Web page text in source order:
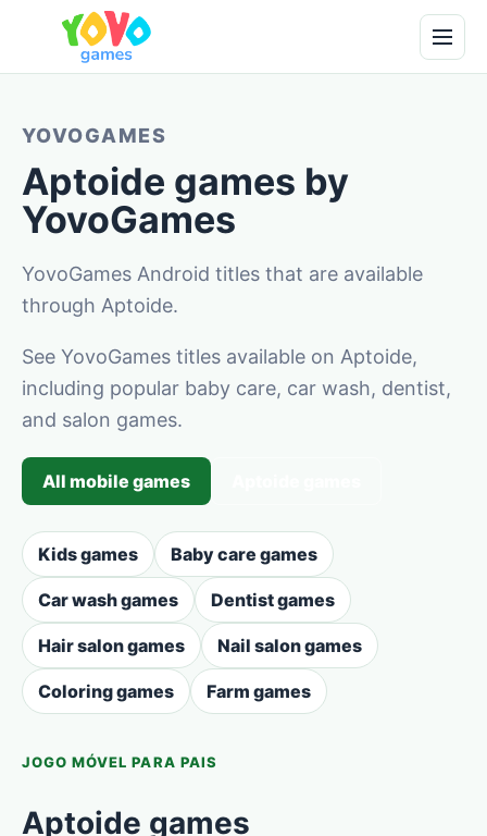
YOVOGAMES
Aptoide games by
YovoGames
YovoGames Android titles that are available
through Aptoide.
See YovoGames titles available on Aptoide,
including popular baby care, car wash, dentist,
and salon games.
All mobile games
Kids games Baby care games
Car wash games Dentist games
Hair salon games Nail salon games
Coloring games Farm games
JOGO MÓVEL PARA PAIS
Aptoide games